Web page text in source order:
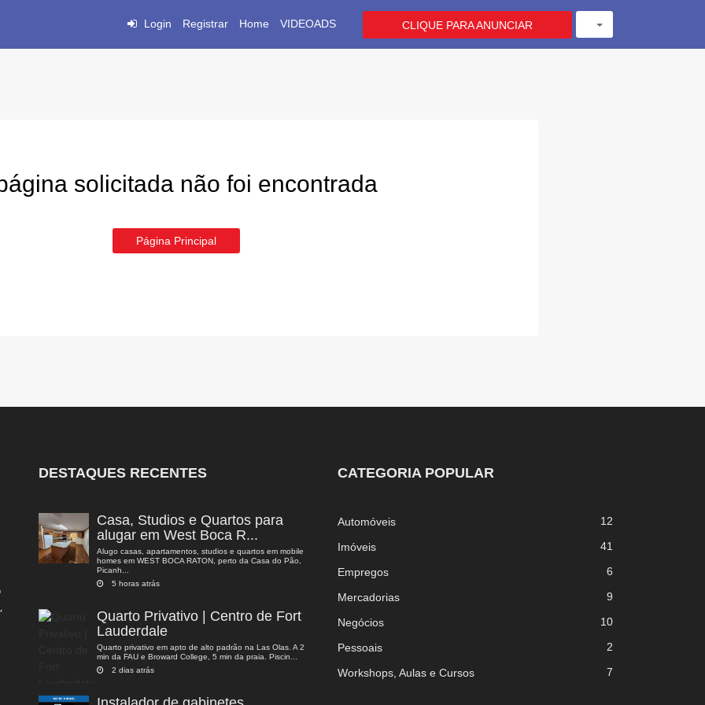
Login Registrar Home VIDEOADS CLIQUE PARA ANUNCIAR
solicitada não foi encontrada
Página Principal
DESTAQUES RECENTES
Casa, Studios e Quartos para
alugar em West Boca R...
Alugo casas, apartamentos, studios e quartos em mobile
homes em WEST BOCA RATON, perto da Casa do Pão,
Picanh...
5 horas atrás
Quarto Privativo | Centro de Fort
Lauderdale
Quarto privativo em apto de alto padrão na Las Olas. A 2
min da FAU e Broward College, 5 min da praia. Piscin...
2 dias atrás
CATEGORIA POPULAR
Automóveis 12
Imóveis 41
Empregos 6
Mercadorias 9
Negócios 10
Pessoais 2
Workshops, Aulas e Cursos 7